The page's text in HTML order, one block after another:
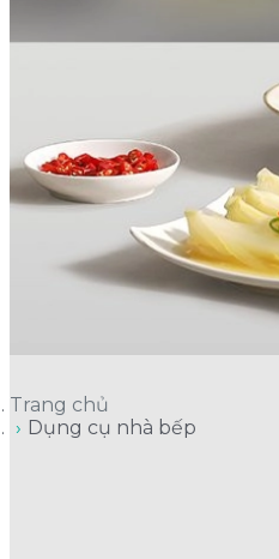
Trang chủ
Dụng cụ nhà bếp